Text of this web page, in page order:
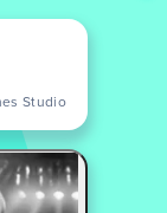
Studio